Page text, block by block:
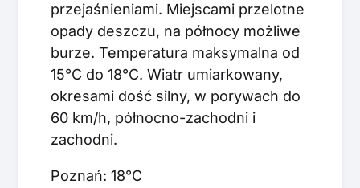
przejaśnieniami. Miejscami przelotne
opady deszczu, na północy możliwe
burze. Temperatura maksymalna od
15°C do 18°C. Wiatr umiarkowany,
okresami dość silny, w porywach do
60 km/h, północno-zachodni i
zachodni.
Poznań: 18°C